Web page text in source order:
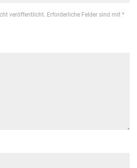
veröffentlicht. Erforderliche Felder sind mit *